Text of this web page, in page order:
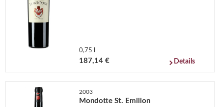
0,75 l
187,14 € Details
2003
Mondotte St. Emilion